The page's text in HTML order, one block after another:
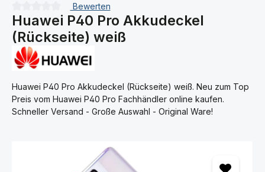
Durchschnittliche Bewertung von 0 von 5 Sternen
Bewerten
Huawei P40 Pro Akkudeckel
(Rückseite) weiß
Huawei P40 Pro Akkudeckel (Rückseite) weiß. Neu zum Top
Preis vom Huawei P40 Pro Fachhändler online kaufen.
Schneller Versand - Große Auswahl - Original Ware!
Bildergalerie überspringen